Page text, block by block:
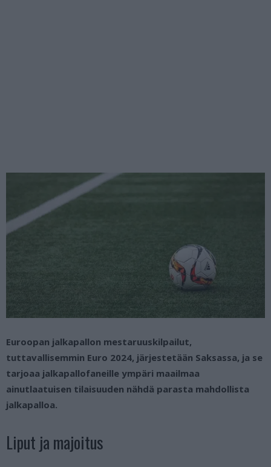
Euroopan jalkapallon mestaruuskilpailut,
tuttavallisemmin Euro 2024, järjestetään Saksassa, ja se
tarjoaa jalkapallofaneille ympäri maailmaa
ainutlaatuisen tilaisuuden nähdä parasta mahdollista
jalkapalloa.
Liput ja majoitus